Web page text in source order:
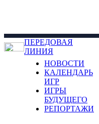
ПЕРЕДОВАЯ
ЛИНИЯ
НОВОСТИ
КАЛЕНДАРЬ
ИГР
ИГРЫ
БУДУЩЕГО
РЕПОРТАЖИ